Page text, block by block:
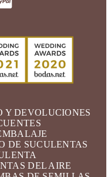
Y DEVOLUCIONES
DE SUCULENTAS
DEL AIRE